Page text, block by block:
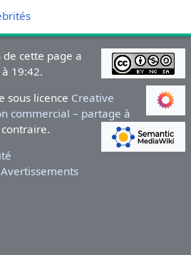
cette page a
19:42.
sous licence Creative
commercial – partage à
Avertissements